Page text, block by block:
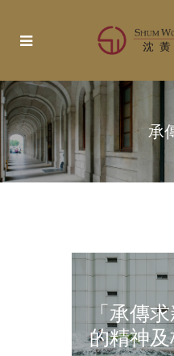
承
「承傳
的精神